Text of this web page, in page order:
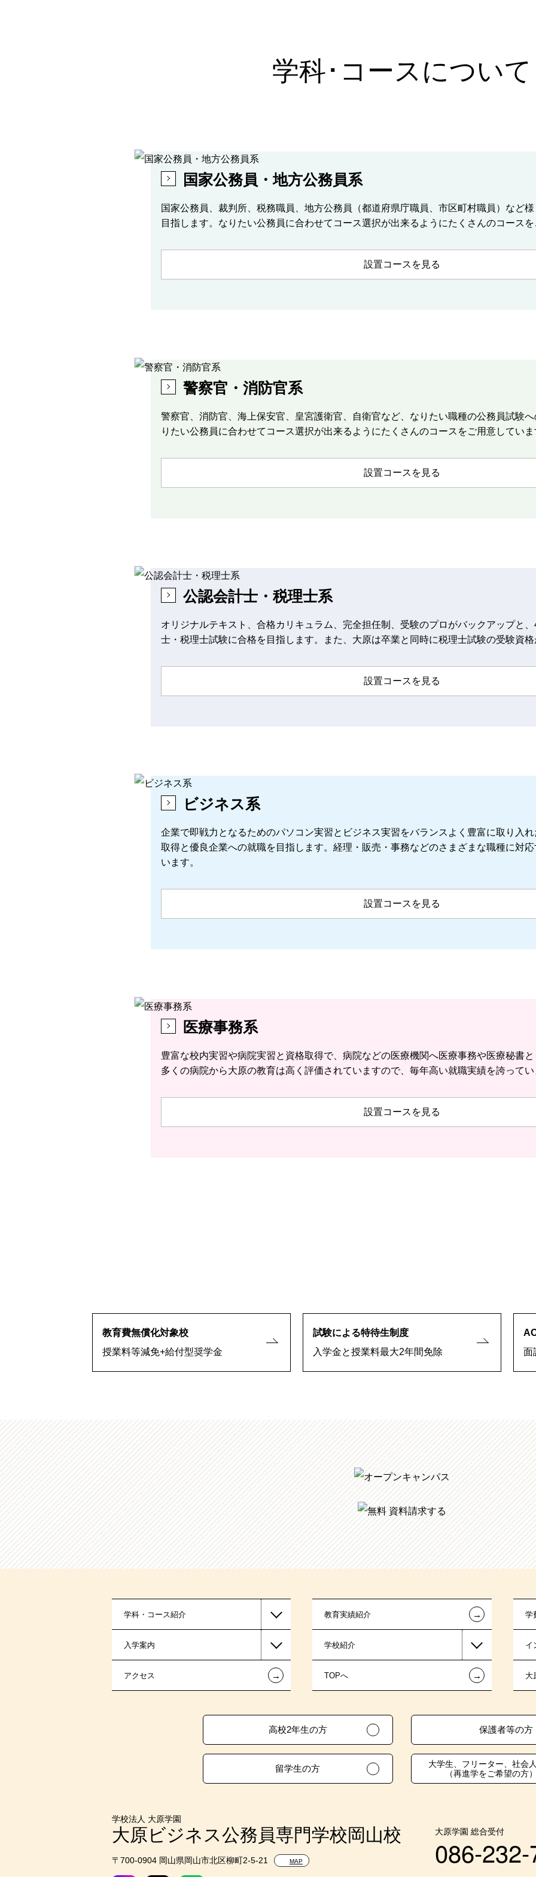
学科･コースについて
国家公務員・地方公務員系
国家公務員、裁判所、税務職員、地方公務員（都道府県庁職員、市区町村職員）など
目指します。なりたい公務員に合わせてコース選択が出来るようにたくさんのコースを
設置コースを見る
警察官・消防官系
警察官、消防官、海上保安官、皇宮護衛官、自衛官など、なりたい職種の公務員試験
りたい公務員に合わせてコース選択が出来るようにたくさんのコースをご用意していま
設置コースを見る
公認会計士・税理士系
オリジナルテキスト、合格カリキュラム、完全担任制、受験のプロがバックアップと
士・税理士試験に合格を目指します。また、大原は卒業と同時に税理士試験の受験資格
設置コースを見る
ビジネス系
企業で即戦力となるためのパソコン実習とビジネス実習をバランスよく豊富に取り入
取得と優良企業への就職を目指します。経理・販売・事務などのさまざまな職種に対
います。
設置コースを見る
医療事務系
豊富な校内実習や病院実習と資格取得で、病院などの医療機関へ医療事務や医療秘書と
多くの病院から大原の教育は高く評価されていますので、毎年高い就職実績を誇ってい
設置コースを見る
教育費無償化対象校
授業料等減免+給付型奨学金
試験による特待生制度
入学金と授業料最大2年間免除
面
学科・コース紹介 教育実績紹介 ← 学
入学案内 学校紹介 イ
アクセス ← TOPへ ← 大
高校2年生の方 保護者等の方
留学生の方
大学生、フリーター、社会
（再進学をご希望の方）
学校法人 大原学園
大原ビジネス公務員専門学校岡山校
〒700-0904 岡山県岡山市北区柳町2-5-21 MAP
大原学園 総合受付
086-